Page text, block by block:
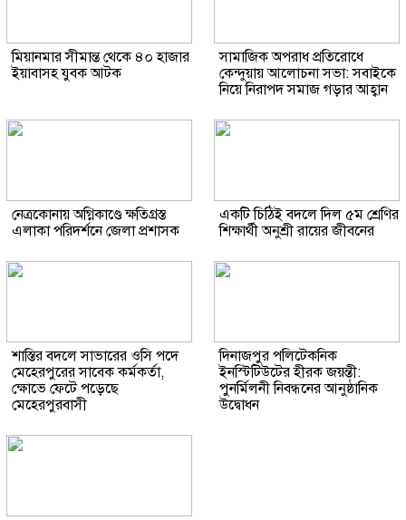
মিয়ানমার সীমান্ত থেকে ৪০ হাজার
ইয়াবাসহ যুবক আটক
সামাজিক অপরাধ প্রতিরোধে
কেন্দুয়ায় আলোচনা সভা: সবাইকে
নিয়ে নিরাপদ সমাজ গড়ার আহ্বান
নেত্রকোনায় অগ্নিকাণ্ডে ক্ষতিগ্রস্ত
এলাকা পরিদর্শনে জেলা প্রশাসক
একটি চিঠিই বদলে দিল ৫ম শ্রেণির
শিক্ষার্থী অনুশ্রী রায়ের জীবনের
শাস্তির বদলে সাভারের ওসি পদে
মেহেরপুরের সাবেক কর্মকর্তা,
ক্ষোভে ফেটে পড়েছে
মেহেরপুরবাসী
দিনাজপুর পলিটেকনিক
ইনস্টিটিউটের হীরক জয়ন্তী:
পুনর্মিলনী নিবন্ধনের আনুষ্ঠানিক
উদ্বোধন